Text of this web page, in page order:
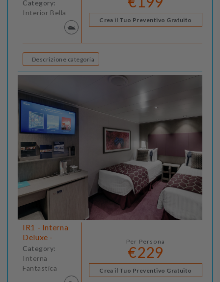
Category:
Interior Bella
Crea il Tuo Preventivo Gratuito
Descrizione categoria
IR1 - Interna
Deluxe -
Category:
Interna
Fantastica
Per Persona
€229
Crea il Tuo Preventivo Gratuito